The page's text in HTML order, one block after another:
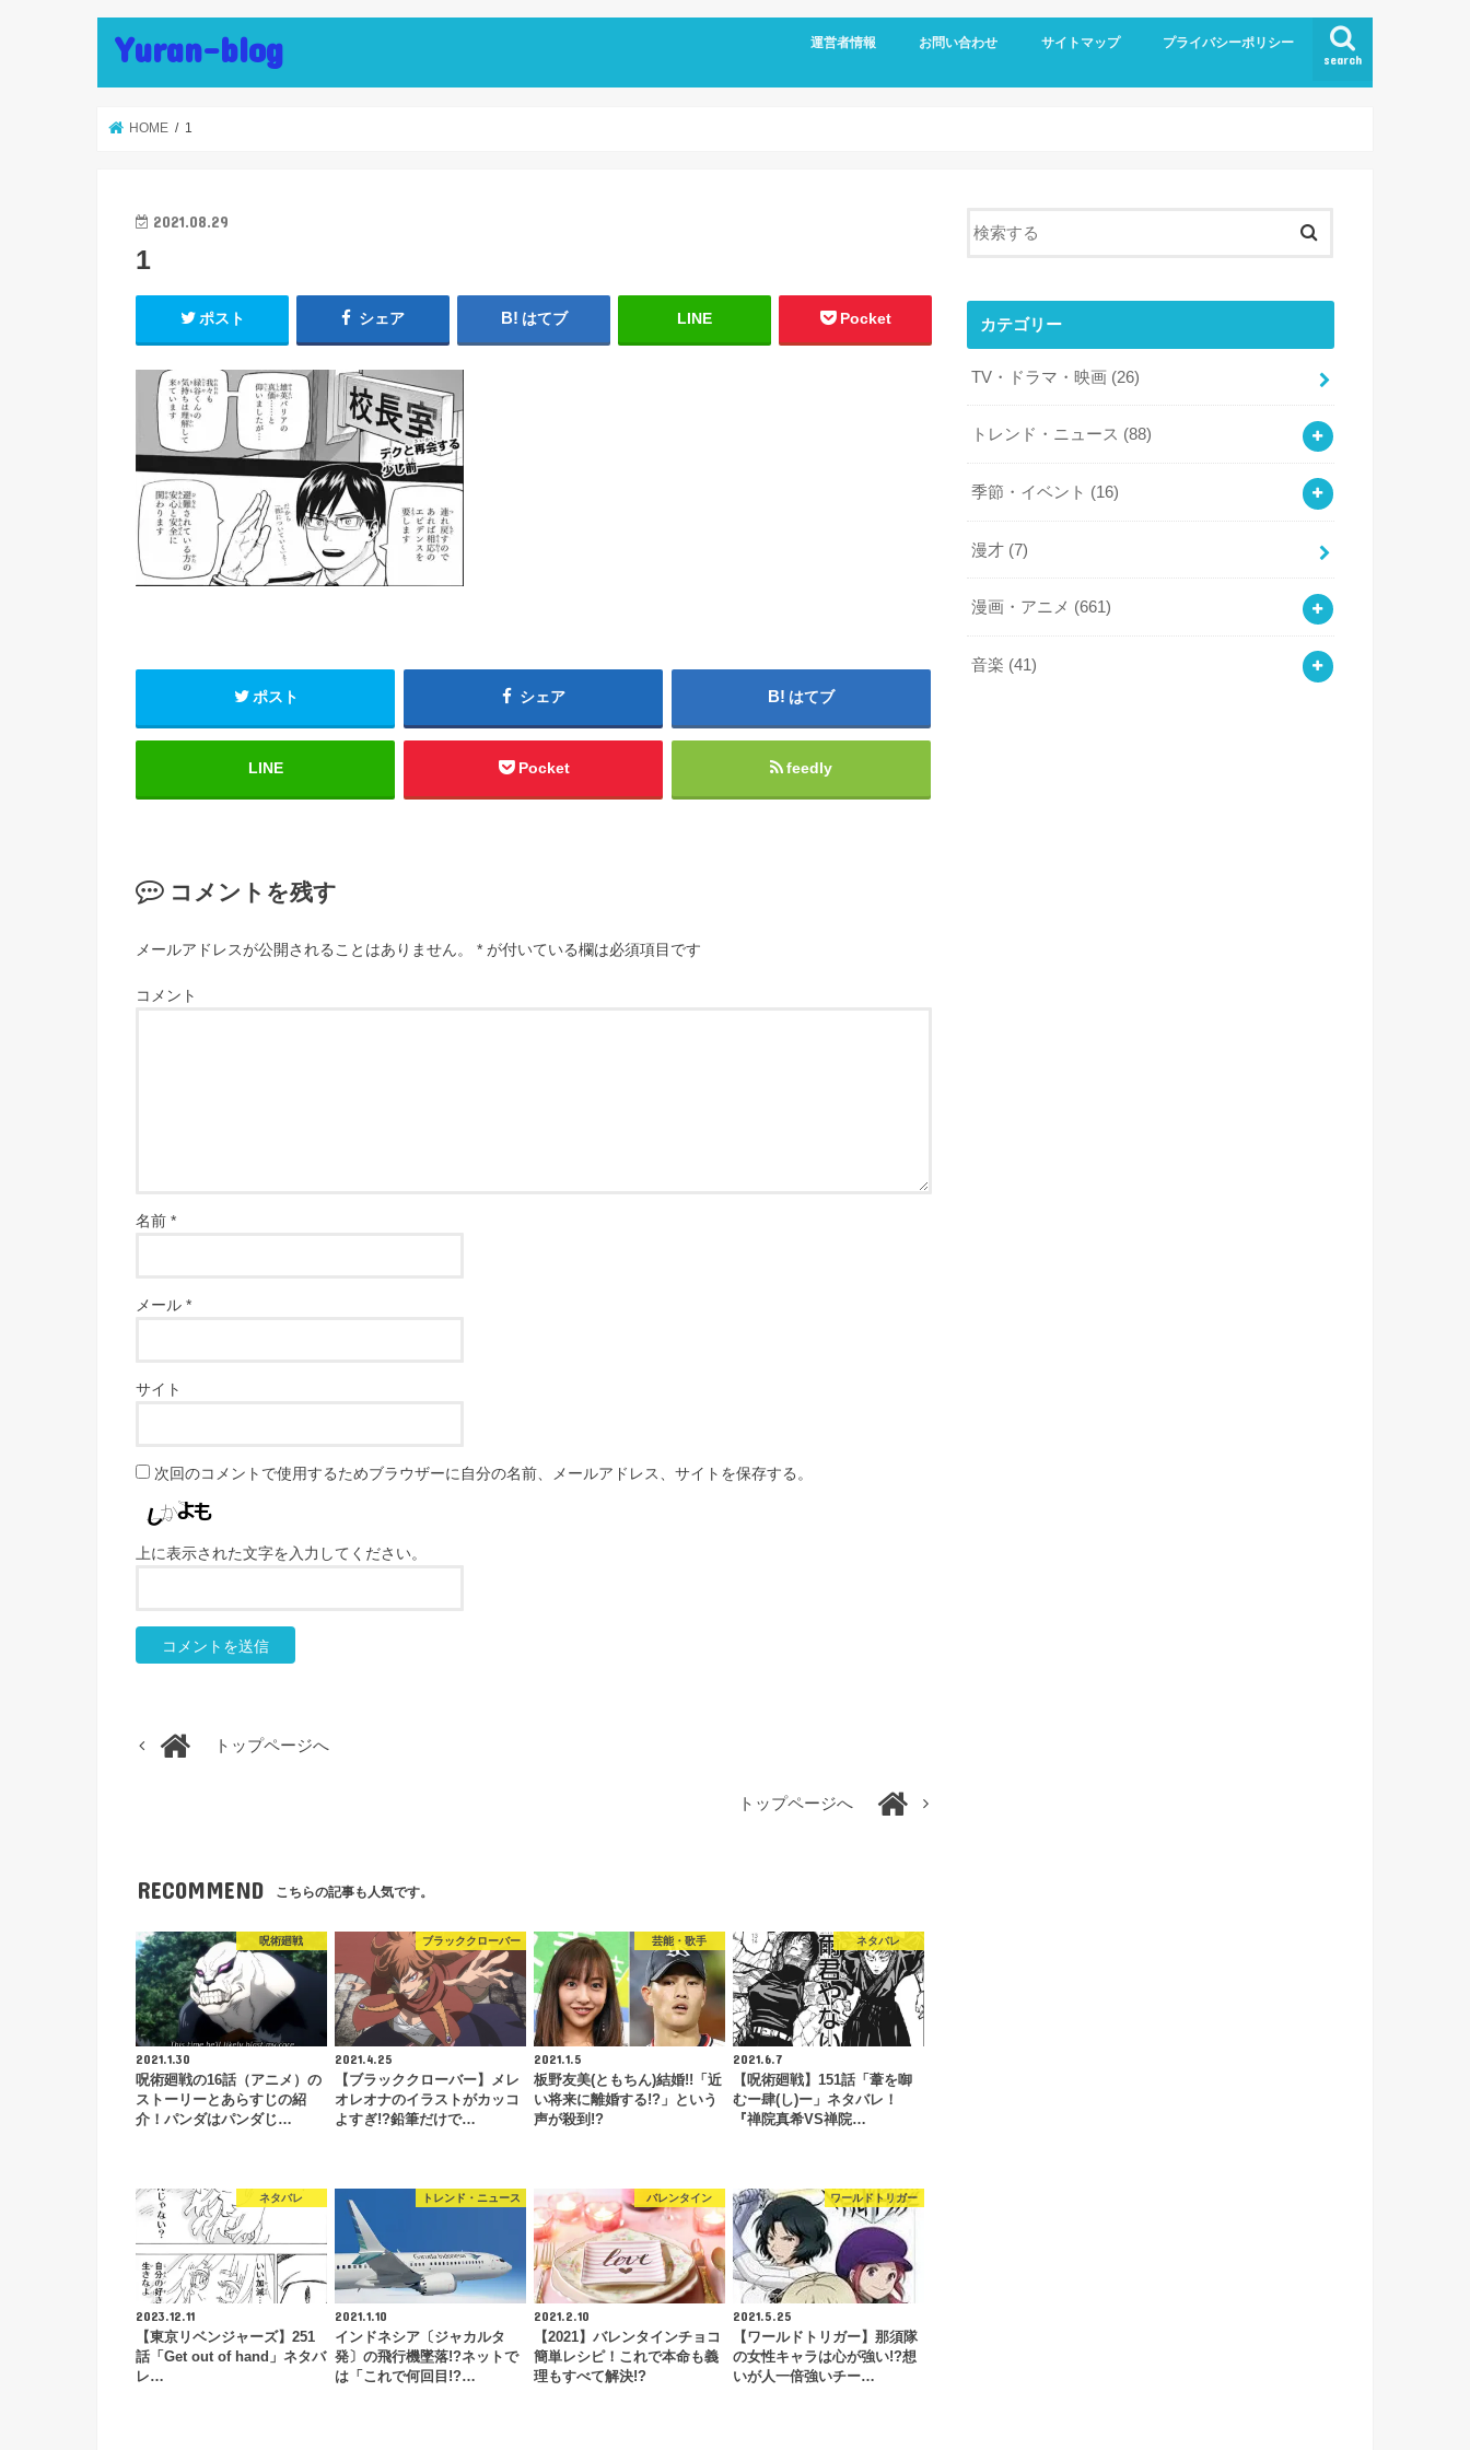
Yuran-blog search
運営者情報 お問い合わせ サイトマップ プライバシーポリシー
HOME 1
2021.08.29
1
ポスト シェア はてブ LINE Pocket
ポスト シェア はてブ
LINE Pocket feedly
コメントを残す
メールアドレスが公開されることはありません。 * が付いている欄は必須項目です
コメント
名前 *
メール *
サイト
次回のコメントで使用するためブラウザーに自分の名前、メールアドレス、サイトを保存する。
上に表示された文字を入力してください。
トップページへ
トップページへ
RECOMMEND こちらの記事も人気です。
呪術廻戦
2021.1.30
呪術廻戦の16話（アニメ）の
ストーリーとあらすじの紹
介！パンダはパンダじ…
ブラッククローバー
2021.4.25
【ブラッククローバー】メレ
オレオナのイラストがカッコ
よすぎ!?鉛筆だけで…
芸能・歌手
2021.1.5
板野友美(ともちん)結婚!!「近
い将来に離婚する!?」という
声が殺到!?
ネタバレ
2021.6.7
【呪術廻戦】151話「葦を啣
むー肆(し)ー」ネタバレ！
『禅院真希VS禅院…
ネタバレ
2023.12.11
【東京リベンジャーズ】251
話「Get out of hand」ネタバ
レ…
トレンド・ニュース
2021.1.10
インドネシア〔ジャカルタ
発〕の飛行機墜落!?ネットで
は「これで何回目!?…
バレンタイン
2021.2.10
【2021】バレンタインチョコ
簡単レシピ！これで本命も義
理もすべて解決!?
ワールドトリガー
2021.5.25
【ワールドトリガー】那須隊
の女性キャラは心が強い!?想
いが人一倍強いチー…
カテゴリー
TV・ドラマ・映画 (26)
トレンド・ニュース (88)
季節・イベント (16)
漫才 (7)
漫画・アニメ (661)
音楽 (41)